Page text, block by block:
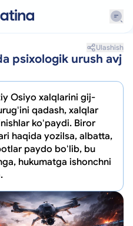
Ulashish
psixologik urush avj
Osiyo xalqlarini gij-
qadash, xalqlar
koʻpaydi. Biror
haqida yozilsa, albatta,
paydo boʻlib, bu
hukumatga ishonchni